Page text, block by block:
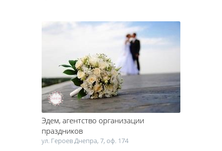
Эдем, агентство организации
праздников
ул. Героев Днепра, 7, оф. 174